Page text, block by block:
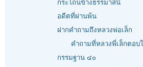
กระโถนข้างธรรมาสน์
อดีตที่ผ่านพ้น
ฝากคำถามถึงหลวงพ่อเล็ก
คำถามที่หลวงพี่เล็กตอบ
กรรมฐาน ๔๐